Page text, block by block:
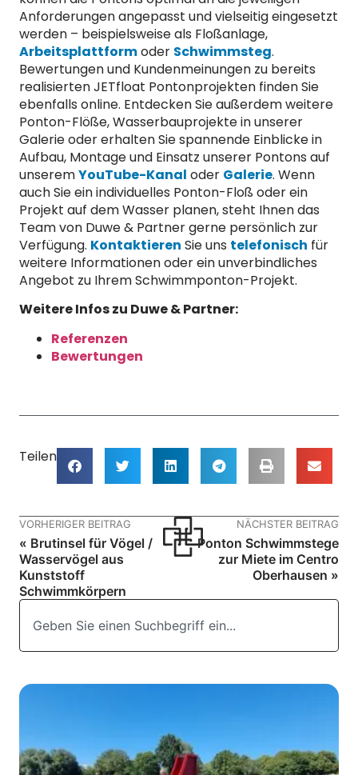
Anforderungen angepasst und vielseitig eingesetzt
werden – beispielsweise als Floßanlage,
Arbeitsplattformoder Schwimmsteg.
Bewertungen und Kundenmeinungen zu bereits
realisierten JETfloat Pontonprojekten finden Sie
ebenfalls online. Entdecken Sie außerdem weitere
Ponton-Flöße, Wasserbauprojekte in unserer
Galerie oder erhalten Sie spannende Einblicke in
Aufbau, Montage und Einsatz unserer Pontons auf
unseremYouTube-Kanal oder Galerie. Wenn
auch Sie ein individuelles Ponton-Floß oder ein
Projekt auf dem Wasser planen, steht Ihnen das
Team von Duwe & Partner gerne persönlich zur
Verfügung. Kontaktieren Sie uns telefonisch für
weitere Informationen oder ein unverbindliches
Angebot zu Ihrem Schwimmponton-Projekt.
Weitere Infos zu Duwe & Partner:
Referenzen
Bewertungen
Teilen
VORHERIGER BEITRAG
« Brutinsel für Vögel /
Wasservögel aus
Kunststoff
Schwimmkörpern
NÄCHSTER BEITRAG
Ponton Schwimmstege
zur Miete im Centro
Oberhausen »